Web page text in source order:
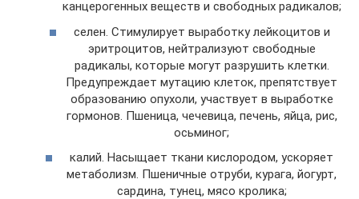
канцерогенных веществ и свободных радикалов;
селен. Стимулирует выработку лейкоцитов и
эритроцитов, нейтрализуют свободные
радикалы, которые могут разрушить клетки.
Предупреждает мутацию клеток, препятствует
образованию опухоли, участвует в выработке
гормонов. Пшеница, чечевица, печень, яйца, рис,
осьминог;
калий. Насыщает ткани кислородом, ускоряет
метаболизм. Пшеничные отруби, курага, йогурт,
сардина, тунец, мясо кролика;